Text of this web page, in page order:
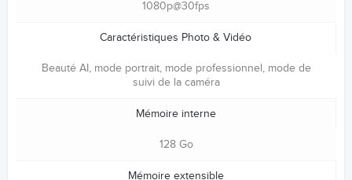
1080p@30fps
Caractéristiques Photo & Vidéo
Beauté AI, mode portrait, mode professionnel, mode de
suivi de la caméra
Mémoire interne
128 Go
Mémoire extensible